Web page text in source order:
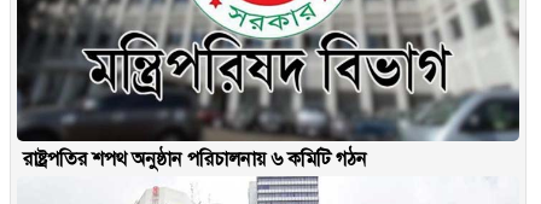
রাষ্ট্রপতির শপথ অনুষ্ঠান পরিচালনায় ৬ কমিটি গঠন